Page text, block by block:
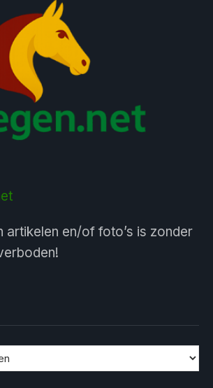
artikelen en/of foto’s is zonder